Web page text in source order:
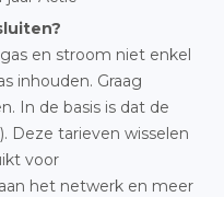
en stroom niet enkel
inhouden. Graag
In de basis is dat de
Deze tarieven wisselen
voor
het netwerk en meer